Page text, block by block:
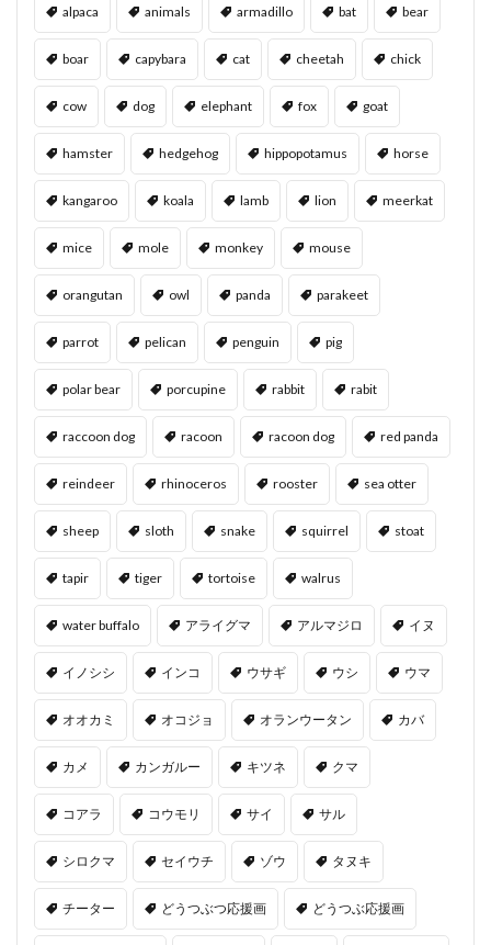
alpaca animals armadillo bat bear
boar capybara cat cheetah chick
cow dog elephant fox goat
hamster hedgehog hippopotamus horse
kangaroo koala lamb lion meerkat
mice mole monkey mouse
orangutan owl panda parakeet
parrot pelican penguin pig
polar bear porcupine rabbit rabit
raccoon dog racoon racoon dog red panda
reindeer rhinoceros rooster sea otter
sheep sloth snake squirrel stoat
tapir tiger tortoise walrus
water buffalo アライグマ アルマジロ イヌ
イノシシ インコ ウサギ ウシ ウマ
オオカミ オコジョ オランウータン カバ
カメ カンガルー キツネ クマ
コアラ コウモリ サイ サル
シロクマ セイウチ ゾウ タヌキ
チーター どうつぶつ応援画 どうつぶ応援画